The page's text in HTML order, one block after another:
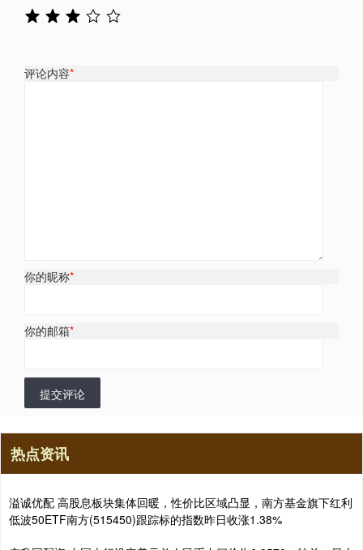
评论内容*
你的昵称*
你的邮箱*
提交评论
热点资讯
溢诚优配 高股息板块集体回暖，性价比区域凸显，南方基金旗下红利
低波50ETF南方(515450)跟踪标的指数昨日收涨1.38%